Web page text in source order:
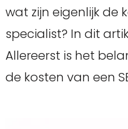
wat zijn eigenlijk de
specialist? In dit
Allereerst is het
de kosten van een